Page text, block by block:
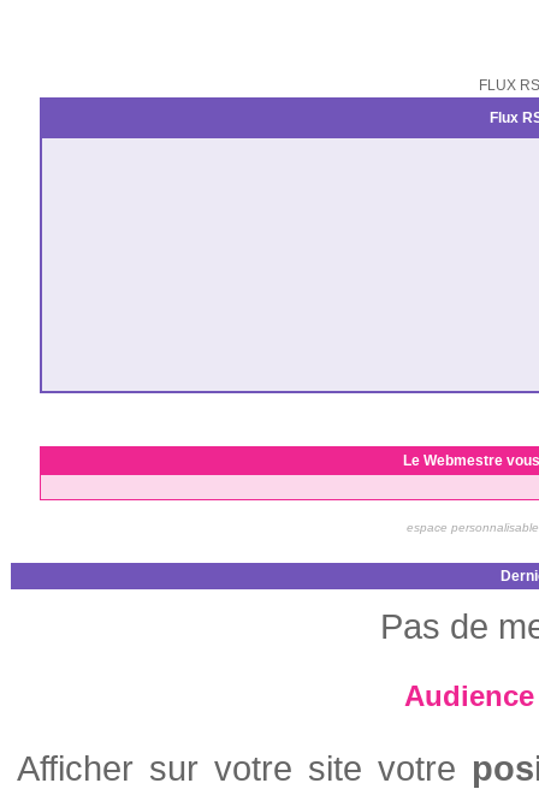
FLUX
Flux
Le Webmestre
espace
Pas de
Afficher sur votre site votre